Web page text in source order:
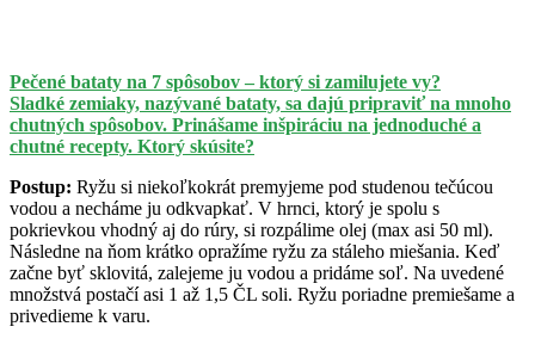
Pečené bataty na 7 spôsobov – ktorý si zamilujete vy?
Sladké zemiaky, nazývané bataty, sa dajú pripraviť na mnoho
chutných spôsobov. Prinášame inšpiráciu na jednoduché a
chutné recepty. Ktorý skúsite?
Postup: Ryžu si niekoľkokrát premyjeme pod studenou tečúcou
vodou a necháme ju odkvapkať. V hrnci, ktorý je spolu s
pokrievkou vhodný aj do rúry, si rozpálime olej (max asi 50 ml).
Následne na ňom krátko opražíme ryžu za stáleho miešania. Keď
začne byť sklovitá, zalejeme ju vodou a pridáme soľ. Na uvedené
množstvá postačí asi 1 až 1,5 ČL soli. Ryžu poriadne premiešame a
privedieme k varu.